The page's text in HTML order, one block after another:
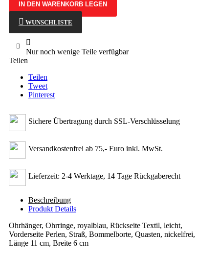
IN DEN WARENKORB LEGEN
WUNSCHLISTE

Nur noch wenige Teile verfügbar
Teilen
Teilen
Tweet
Pinterest
Sichere Übertragung durch SSL-Verschlüsselung
Versandkostenfrei ab 75,- Euro inkl. MwSt.
Lieferzeit: 2-4 Werktage, 14 Tage Rückgaberecht
Beschreibung
Produkt Details
Ohrhänger, Ohrringe, royalblau, Rückseite Textil, leicht,
Vorderseite Perlen, Straß, Bommelborte, Quasten, nickelfrei,
Länge 11 cm, Breite 6 cm